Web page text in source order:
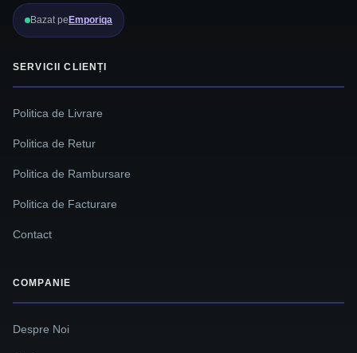
Bazat pe Emporiqa
SERVICII CLIENȚI
Politica de Livrare
Politica de Retur
Politica de Rambursare
Politica de Facturare
Contact
COMPANIE
Despre Noi